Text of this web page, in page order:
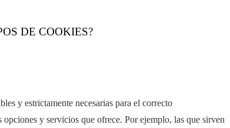
DE COOKIES?
y estrictamente necesarias para el correcto
y servicios que ofrece. Por ejemplo, las que sirven